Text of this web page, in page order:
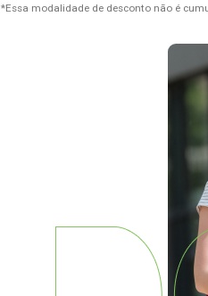
*Essa modalidade de desconto não é